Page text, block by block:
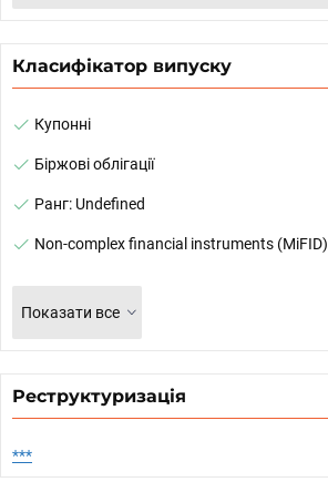
Класифікатор випуску
Купонні
Біржові облігації
Ранг: Undefined
Non-complex financial instruments (MiFID)
Показати все
Реструктуризація
***